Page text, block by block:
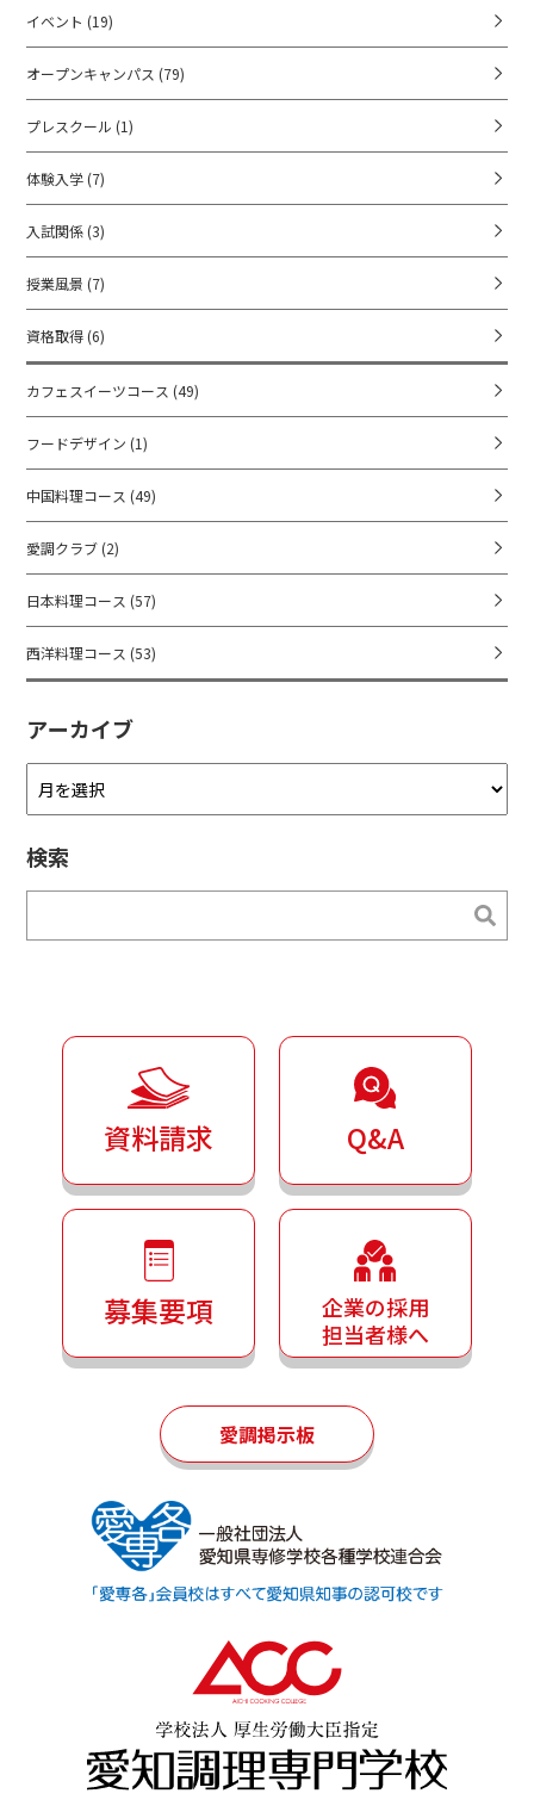
イベント (19)
オープンキャンパス (79)
プレスクール (1)
体験入学 (7)
入試関係 (3)
授業風景 (7)
資格取得 (6)
カフェスイーツコース (49)
フードデザイン (1)
中国料理コース (49)
愛調クラブ (2)
日本料理コース (57)
西洋料理コース (53)
アーカイブ
ー
イ
検索
検索
資料請求 Q&A
募集要項
企業の採用
担当者様へ
愛調掲示板